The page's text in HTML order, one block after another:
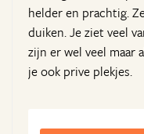
helder en prachtig.
duiken. Je ziet veel
zijn er wel veel maar
je ook prive plekjes.